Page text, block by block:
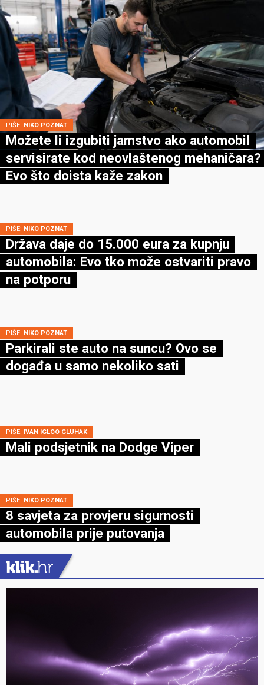
PIŠE: NIKO POZNAT
Možete li izgubiti jamstvo ako automobil
servisirate kod neovlaštenog mehaničara?
Evo što doista kaže zakon
PIŠE: NIKO POZNAT
Država daje do 15.000 eura za kupnju
automobila: Evo tko može ostvariti pravo
na potporu
PIŠE: NIKO POZNAT
Parkirali ste auto na suncu? Ovo se
događa u samo nekoliko sati
PIŠE: IVAN IGLOO GLUHAK
Mali podsjetnik na Dodge Viper
PIŠE: NIKO POZNAT
8 savjeta za provjeru sigurnosti
automobila prije putovanja